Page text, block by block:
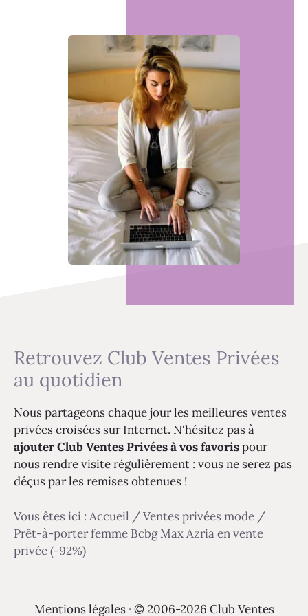
Retrouvez Club Ventes Privées
au quotidien
Nous partageons chaque jour les meilleures ventes
privées croisées sur Internet. N'hésitez pas à
ajouter Club Ventes Privées à vos favorispour
nous rendre visite régulièrement : vous ne serez pas
déçus par les remises obtenues !
Vous êtes ici : Accueil / Ventes privées mode /
Prêt-à-porter femme Bcbg Max Azria en vente
privée (-92%)
Mentions légales · © 2006-2026 Club Ventes